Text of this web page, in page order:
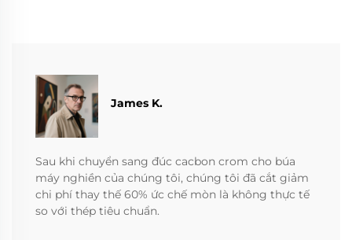
James K.
Sau khi chuyển sang đúc cacbon crom cho búa
máy nghiền của chúng tôi, chúng tôi đã cắt giảm
chi phí thay thế 60% ức chế mòn là không thực tế
so với thép tiêu chuẩn.